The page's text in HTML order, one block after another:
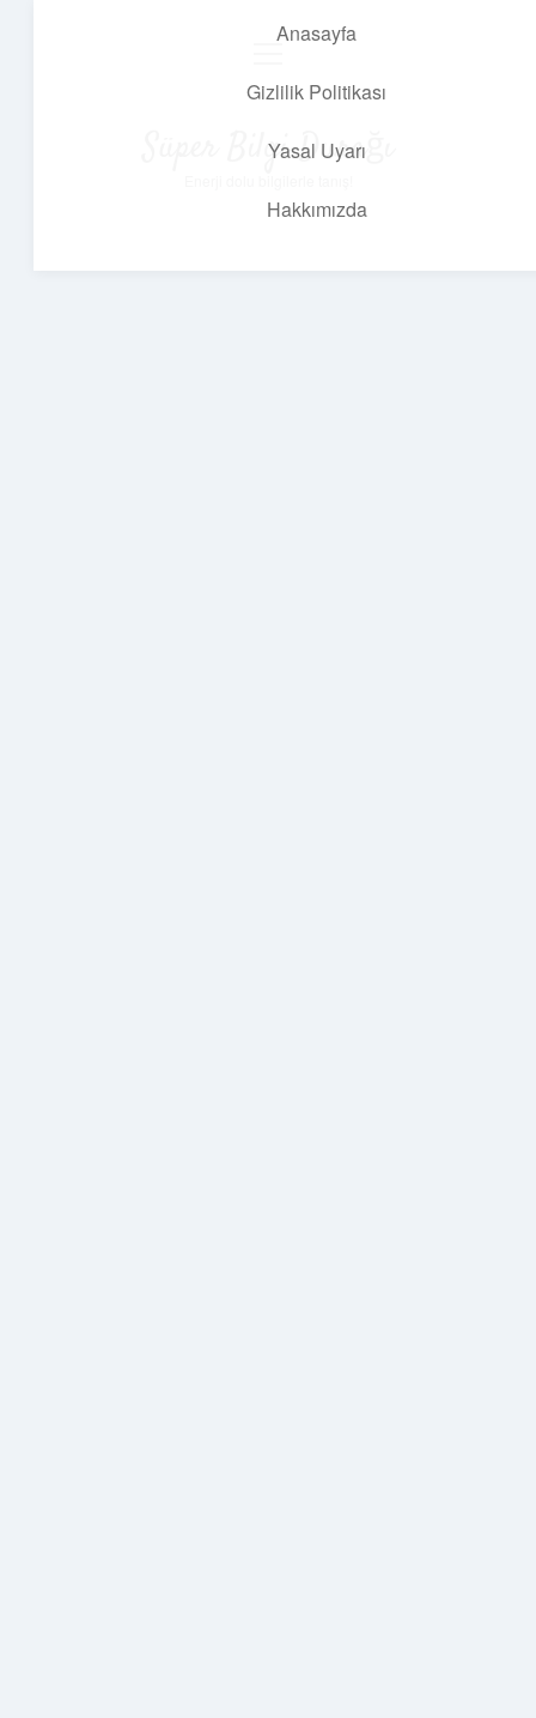
Anasayfa
Gizlilik Politikası
Yasal Uyarı
Hakkımızda
Süper Bilgi Durağı